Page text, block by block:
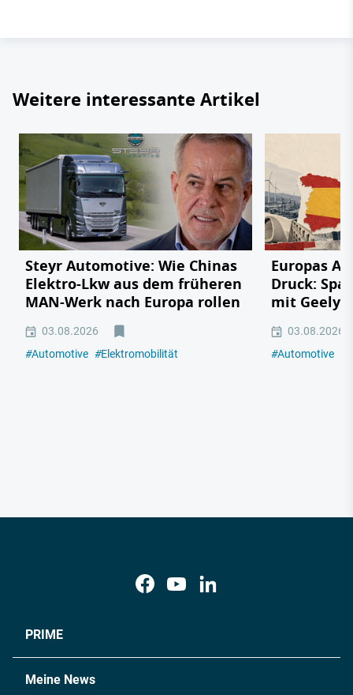
Weitere interessante Artikel
Steyr Automotive: Wie Chinas
Elektro-Lkw aus dem früheren
MAN-Werk nach Europa rollen
03.08.2026
#Automotive #Elektromobilität
Europas
Druck:
mit Geely,
03.08.2026
#Automotive
PRIME
Meine News